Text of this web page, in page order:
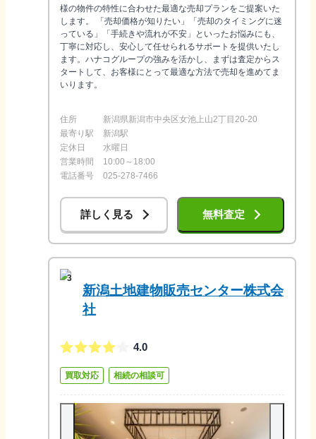
様の物件の特性に合わせた最適な売却プランをご提案いた
します。 「売却価格が知りたい」「売却のタイミングに迷
っている」「手続きや流れが不安」といったお悩みにも、
丁寧に対応し、安心して任せられるサポートを提供いたし
ます。ハナコグループの強みを活かし、まずは査定からス
タートして、お客様にとって最適な方法で売却を進めてま
いります。
住所
新潟県新潟市中央区女池上山2丁目20-20
最寄り駅
新潟駅
定休日
水曜日
営業時間
10:00～18:00
電話番号
025-278-7466
詳しく見る 無料査定
3
新潟土地建物販売センター株式会
社
4.0
買取対応 相続の相談可